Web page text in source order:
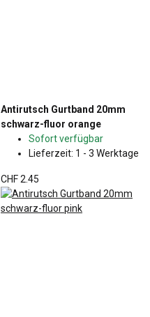
Antirutsch Gurtband 20mm
schwarz-fluor orange
Sofort verfügbar
Lieferzeit: 1 - 3 Werktage
CHF 2.45